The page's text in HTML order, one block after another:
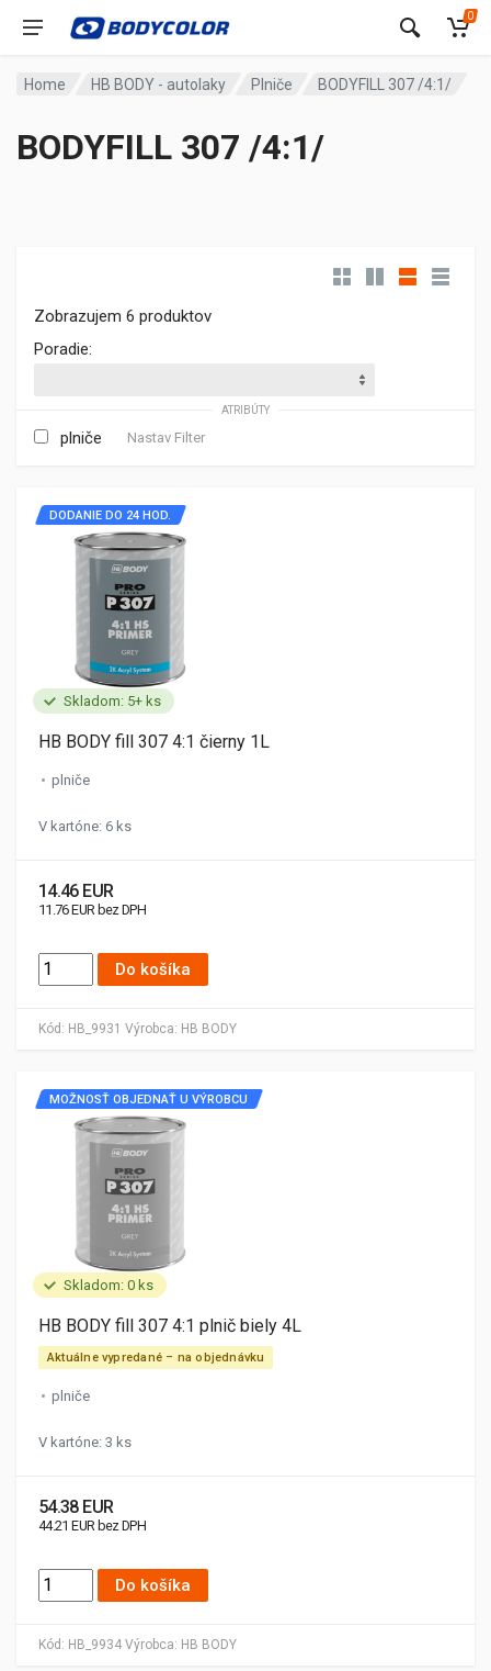
0
Home HB BODY - autolaky Plniče BODYFILL 307 /4:1/
BODYFILL 307 /4:1/
Zobrazujem 6 produktov
Poradie:
ATRIBÚTY
plniče Nastav Filter
Skladom: 5+ ks
Kód: HB_9931 Výrobca: HB BODY
DODANIE DO 24 HOD.
HB BODY fill 307 4:1 čierny 1L
plniče
V kartóne: 6 ks
14.46 EUR
11.76 EUR bez DPH
Do košíka
Skladom: 0 ks
Kód: HB_9934 Výrobca: HB BODY
MOŽNOSŤ OBJEDNAŤ U VÝROBCU
HB BODY fill 307 4:1 plnič biely 4L
Aktuálne vypredané – na objednávku
plniče
V kartóne: 3 ks
54.38 EUR
44.21 EUR bez DPH
Do košíka